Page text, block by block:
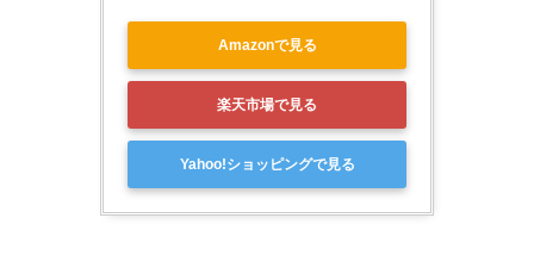
Amazonで見る
楽天市場で見る
Yahoo!ショッピングで見る